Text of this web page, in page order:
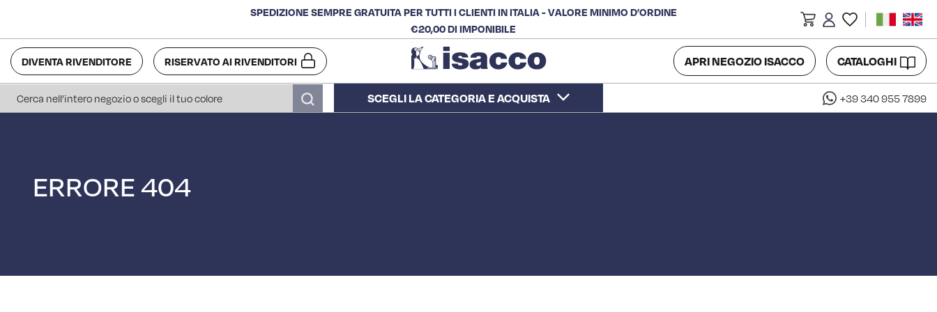
SPEDIZIONE SEMPRE GRATUITA PER TUTTI I CLIENTI IN ITALIA - VALORE MINIMO D’ORDINE
€20,00 DI IMPONIBILE
DIVENTA RIVENDITORE RISERVATO AI RIVENDITORI APRI NEGOZIO ISACCO CATALOGHI
Cerca
SCEGLI LA CATEGORIA E ACQUISTA +39 340 955 7899
ERRORE 404